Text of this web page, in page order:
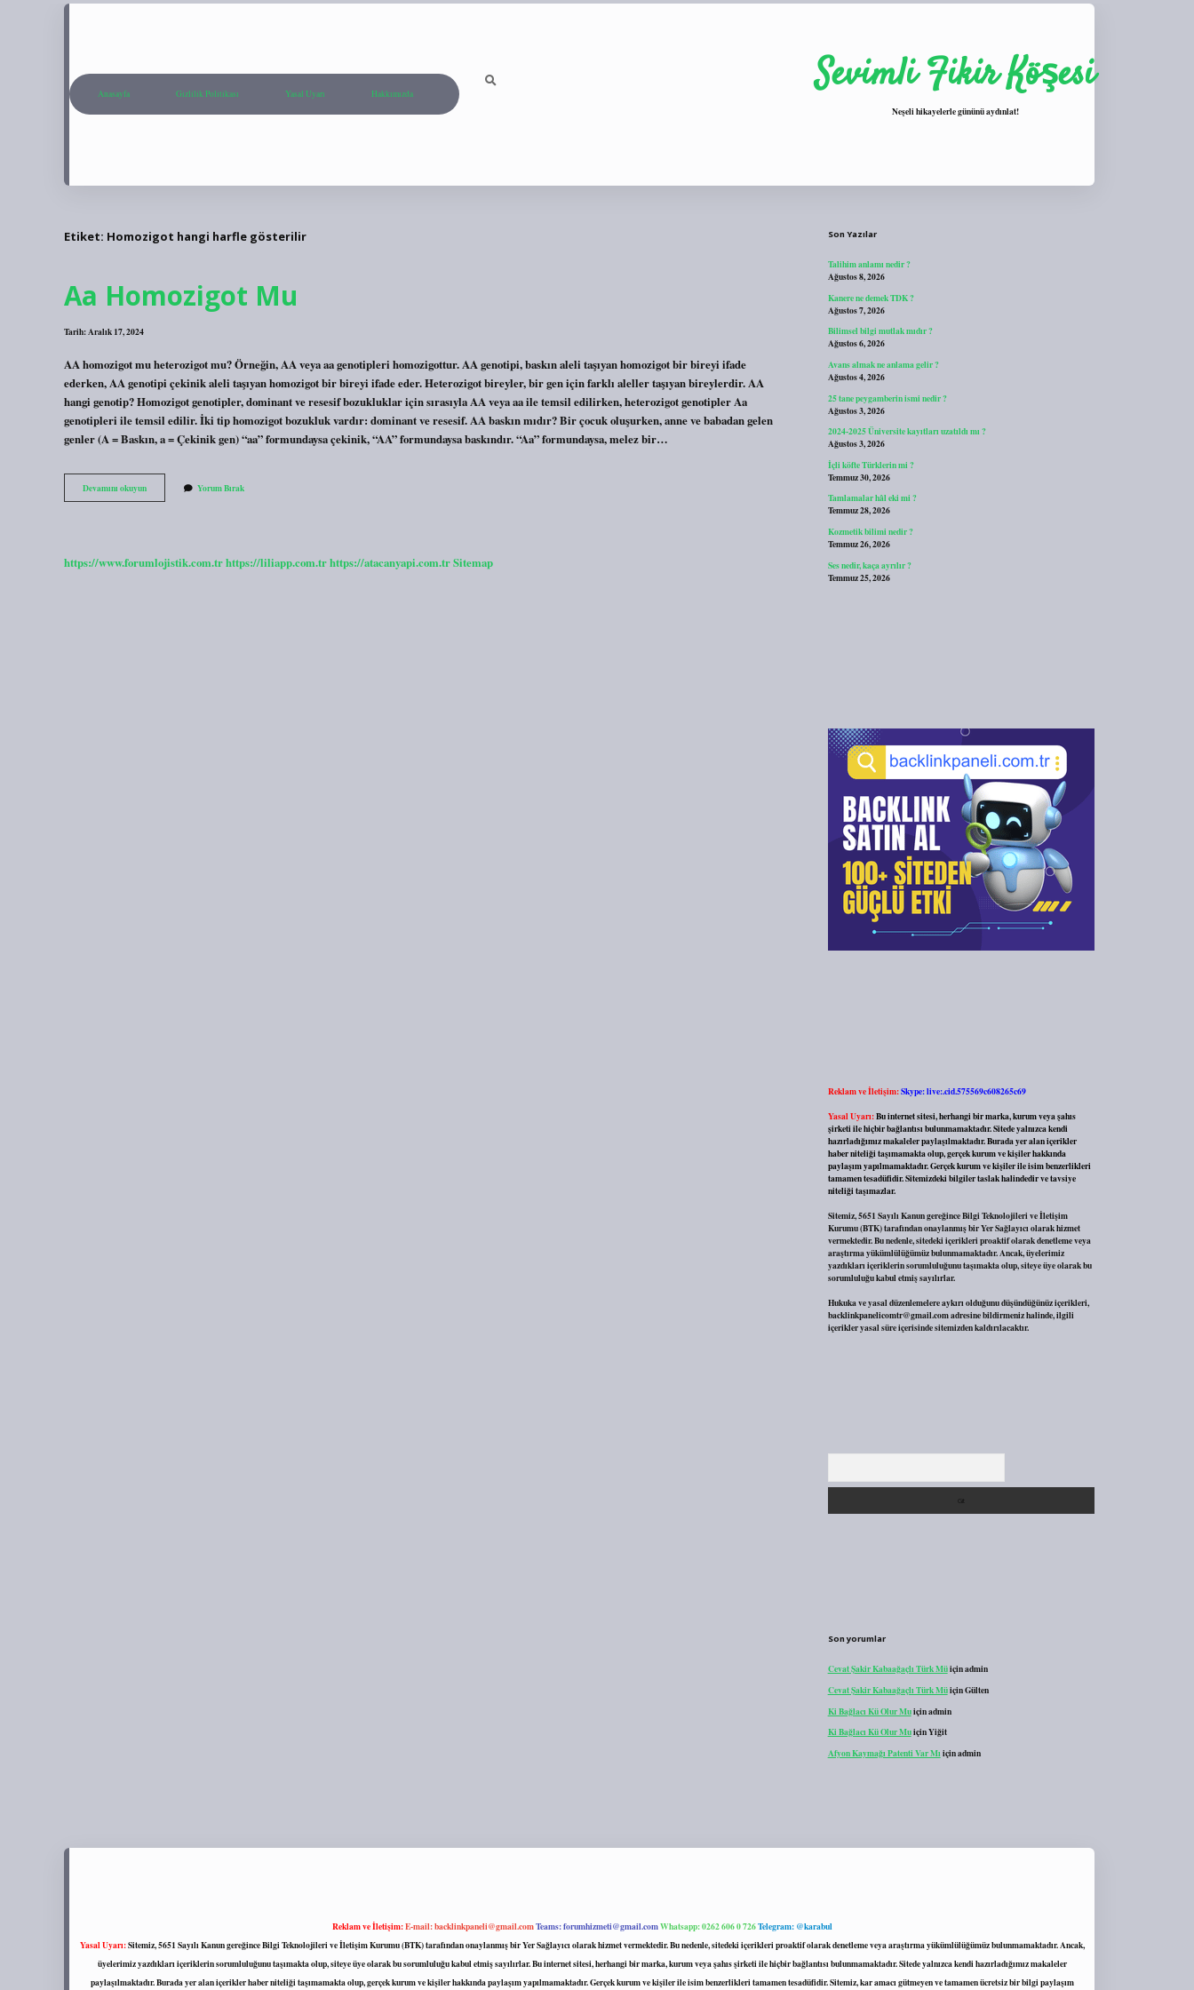
Anasayfa Gizlilik Politikası Yasal Uyarı Hakkımızda Sevimli Fikir Köşesi
Neşeli hikayelerle gününü aydınlat!
Etiket: Homozigot hangi harfle gösterilir
Aa Homozigot Mu
Tarih: Aralık 17, 2024
AA homozigot mu heterozigot mu? Örneğin, AA veya aa genotipleri homozigottur. AA genotipi, baskın aleli taşıyan homozigot bir bireyi ifade
ederken, AA genotipi çekinik aleli taşıyan homozigot bir bireyi ifade eder. Heterozigot bireyler, bir gen için farklı aleller taşıyan bireylerdir. AA
hangi genotip? Homozigot genotipler, dominant ve resesif bozukluklar için sırasıyla AA veya aa ile temsil edilirken, heterozigot genotipler Aa
genotipleri ile temsil edilir. İki tip homozigot bozukluk vardır: dominant ve resesif. AA baskın mıdır? Bir çocuk oluşurken, anne ve babadan gelen
genler (A = Baskın, a = Çekinik gen) “aa” formundaysa çekinik, “AA” formundaysa baskındır. “Aa” formundaysa, melez bir…
Devamını okuyunAa
Homozigot
Yorum Bırak
https://www.forumlojistik.com.trhttps://liliapp.com.trhttps://atacanyapi.com.trSitemap
Son Yazılar
Talihim anlamı nedir ?
Ağustos 8, 2026
Kanere ne demek TDK ?
Ağustos 7, 2026
Bilimsel bilgi mutlak mıdır ?
Ağustos 6, 2026
Avans almak ne anlama gelir ?
Ağustos 4, 2026
25 tane peygamberin ismi nedir ?
Ağustos 3, 2026
2024-2025 Üniversite kayıtları uzatıldı mı ?
Ağustos 3, 2026
İçli köfte Türklerin mi ?
Temmuz 30, 2026
Tamlamalar hâl eki mi ?
Temmuz 28, 2026
Kozmetik bilimi nedir ?
Temmuz 26, 2026
Ses nedir, kaça ayrılır ?
Temmuz 25, 2026
Reklam ve İletişim:Skype: live:.cid.575569c608265c69
Yasal Uyarı:Bu internet sitesi, herhangi bir marka, kurum veya şahıs
şirketi ile hiçbir bağlantısı bulunmamaktadır. Sitede yalnızca kendi
hazırladığımız makaleler paylaşılmaktadır. Burada yer alan içerikler
haber niteliği taşımamakta olup, gerçek kurum ve kişiler hakkında
paylaşım yapılmamaktadır. Gerçek kurum ve kişiler ile isim benzerlikleri
tamamen tesadüfidir. Sitemizdeki bilgiler taslak halindedir ve tavsiye
niteliği taşımazlar.
Sitemiz, 5651 Sayılı Kanun gereğince Bilgi Teknolojileri ve İletişim
Kurumu (BTK) tarafından onaylanmış bir Yer Sağlayıcı olarak hizmet
vermektedir. Bu nedenle, sitedeki içerikleri proaktif olarak denetleme veya
araştırma yükümlülüğümüz bulunmamaktadır. Ancak, üyelerimiz
yazdıkları içeriklerin sorumluluğunu taşımakta olup, siteye üye olarak bu
sorumluluğu kabul etmiş sayılırlar.
Hukuka ve yasal düzenlemelere aykırı olduğunu düşündüğünüz içerikleri,
backlinkpanelicomtr@gmail.comadresine bildirmeniz halinde, ilgili
içerikler yasal süre içerisinde sitemizden kaldırılacaktır.
Son yorumlar
Cevat Şakir Kabaağaçlı Türk Müiçinadmin
Cevat Şakir Kabaağaçlı Türk MüiçinGülten
Ki Bağlacı Kü Olur Muiçinadmin
Ki Bağlacı Kü Olur MuiçinYiğit
Afyon Kaymağı Patenti Var Mı içinadmin
Reklam ve İletişim:E-mail:backlinkpaneli@gmail.comTeams:forumhizmeti@gmail.comWhatsapp: 0262 606 0 726Telegram: @karabul
Yasal Uyarı:Sitemiz, 5651 Sayılı Kanun gereğince Bilgi Teknolojileri ve İletişim Kurumu (BTK) tarafından onaylanmış bir Yer Sağlayıcı olarak hizmet vermektedir. Bu nedenle, sitedeki içerikleri proaktif olarak denetleme veya araştırma yükümlülüğümüz bulunmamaktadır. Ancak,
üyelerimiz yazdıkları içeriklerin sorumluluğunu taşımakta olup, siteye üye olarak bu sorumluluğu kabul etmiş sayılırlar. Bu internet sitesi, herhangi bir marka, kurum veya şahıs şirketi ile hiçbir bağlantısı bulunmamaktadır. Sitede yalnızca kendi hazırladığımız makaleler
paylaşılmaktadır. Burada yer alan içerikler haber niteliği taşımamakta olup, gerçek kurum ve kişiler hakkında paylaşım yapılmamaktadır. Gerçek kurum ve kişiler ile isim benzerlikleri tamamen tesadüfidir. Sitemiz, kar amacı gütmeyen ve tamamen ücretsiz bir bilgi paylaşım